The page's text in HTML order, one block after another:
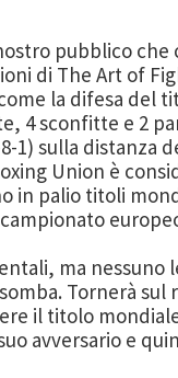
pubblico
di The Art of
la difesa del
4 sconfitte e 2
1) sulla distanza
Union è
in palio titoli
ma nessuno
Tornerà sul
il titolo
avversario e